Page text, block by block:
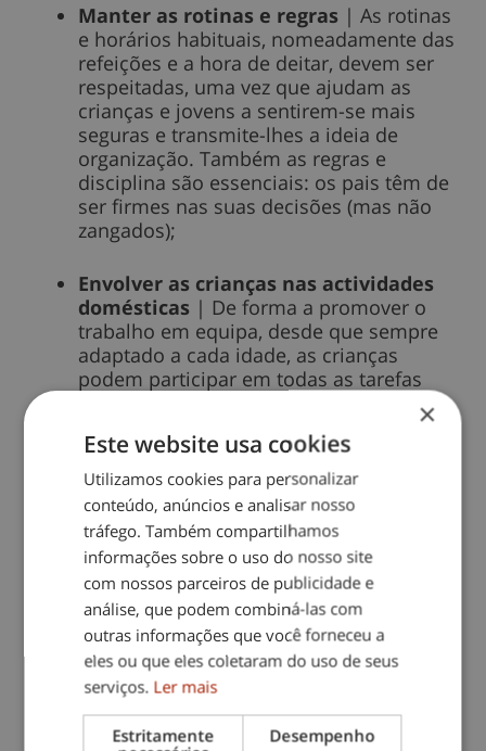
Manter as rotinas e regras | As rotinas
e horários habituais, nomeadamente das
refeições e a hora de deitar, devem ser
respeitadas, uma vez que ajudam as
crianças e jovens a sentirem-se mais
seguras e transmite-lhes a ideia de
organização. Também as regras e
disciplina são essenciais: os pais têm de
ser firmes nas suas decisões (mas não
zangados);
Envolver as crianças nas actividades
domésticas | De forma a promover o
trabalho em equipa, desde que sempre
adaptado a cada idade, as crianças
podem participar em todas as tarefas
domésticas que conseguirem. Além de
serem vistas como um desafio, tornam-
se algo divertido, o que revela uma das
principais oportunidades do
confinamento: o tempo de qualidade
passado em família;
Reforçar a segurança online| Ao existir
mais tempo para navegar na internet, é
importante que se fale com os jovens sobre
algumas regras importantes a ter quando se
está online. Não partilhar informação pessoal
ou fotos e vídeos íntimos, nunca revelar
passwords, alertar para o perigo de falar com
desconhecidos e esclarecer que situações de
×
Este website usa cookies
Utilizamos cookies para personalizar
conteúdo, anúncios e analisar nosso
tráfego. Também compartilhamos
informações sobre o uso do nosso site
com nossos parceiros de publicidade e
análise, que podem combiná-las com
outras informações que você forneceu a
eles ou que eles coletaram do uso de seus
serviços. Ler mais
Estritamente
Desempenho